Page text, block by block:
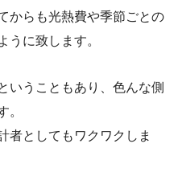
からも光熱費や季節ごとの
に致します。
いうこともあり、色んな側
者としてもワクワクしま